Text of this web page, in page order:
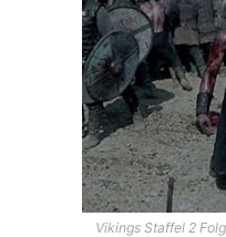
Vikings Staffel 2